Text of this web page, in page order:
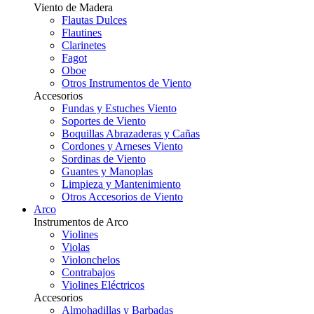
Viento de Madera
Flautas Dulces
Flautines
Clarinetes
Fagot
Oboe
Otros Instrumentos de Viento
Accesorios
Fundas y Estuches Viento
Soportes de Viento
Boquillas Abrazaderas y Cañas
Cordones y Arneses Viento
Sordinas de Viento
Guantes y Manoplas
Limpieza y Mantenimiento
Otros Accesorios de Viento
Arco
Instrumentos de Arco
Violines
Violas
Violonchelos
Contrabajos
Violines Eléctricos
Accesorios
Almohadillas y Barbadas